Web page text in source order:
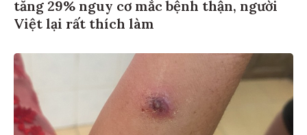
tăng 29% nguy cơ mắc bệnh thận, người
Việt lại rất thích làm